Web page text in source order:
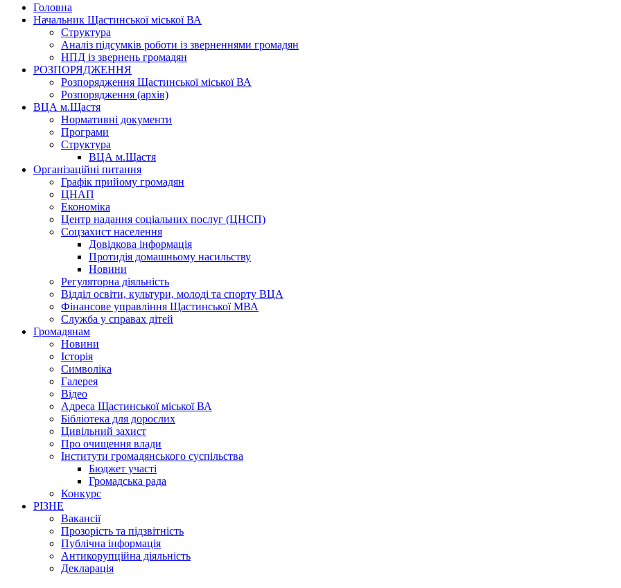
Головна
Начальник Щастинської міської ВА
Структура
Аналіз підсумків роботи із зверненнями громадян
НПД із звернень громадян
РОЗПОРЯДЖЕННЯ
Розпорядження Щастинської міської ВА
Розпорядження (архів)
ВЦА м.Щастя
Нормативні документи
Програми
Структура
ВЦА м.Щастя
Організаційні питання
Графік прийому громадян
ЦНАП
Економіка
Центр надання соціальних послуг (ЦНСП)
Соцзахист населення
Довідкова інформація
Протидія домашньому насильству
Новини
Регуляторна діяльність
Відділ освіти, культури, молоді та спорту ВЦА
Фінансове управління Щастинської МВА
Служба у справах дітей
Громадянам
Новини
Історія
Символіка
Галерея
Відео
Адреса Щастинської міської ВА
Бібліотека для дорослих
Цивільний захист
Про очищення влади
Інститути громадянського суспільства
Бюджет участі
Громадська рада
Конкурс
РІЗНЕ
Вакансії
Прозорість та підзвітність
Публічна інформація
Антикорупційна діяльність
Декларація